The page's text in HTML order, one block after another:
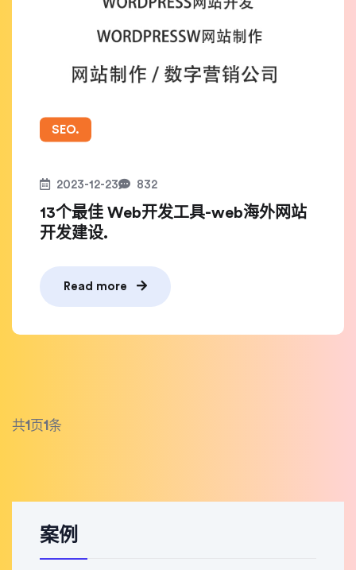
SEO.
2023-12-23 832
13个最佳 Web开发工具-web海外网站
开发建设.
Read more
共1 页1条
案例